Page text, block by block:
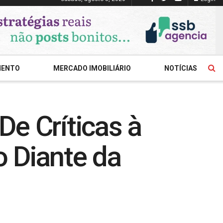
MERCADO IMOBILIÁRIO NOTÍCIAS
Críticas à
Diante da